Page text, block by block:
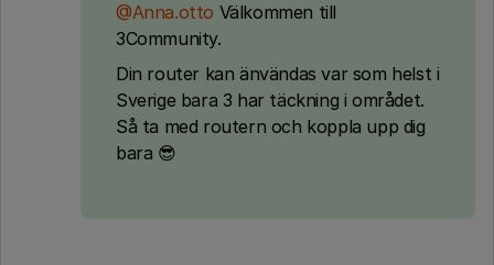
@Anna.otto Välkommen till
3Community.
Din router kan änvändas var som helst i
Sverige bara 3 har täckning i området.
Så ta med routern och koppla upp dig
bara 😎